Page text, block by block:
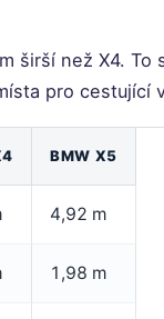
širší než X4.
pro cestující
BMW X5
4,92 m
1,98 m